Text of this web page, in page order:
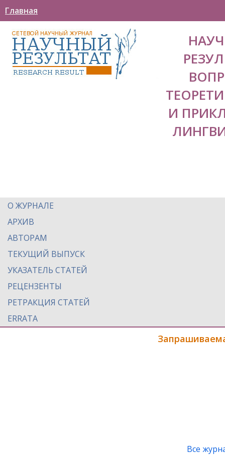
Главная
И
О ЖУРНАЛЕ
АРХИВ
АВТОРАМ
ТЕКУЩИЙ ВЫПУСК
УКАЗАТЕЛЬ СТАТЕЙ
РЕЦЕНЗЕНТЫ
РЕТРАКЦИЯ СТАТЕЙ
ERRATA
Все